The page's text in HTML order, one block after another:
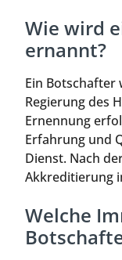
Wie wird
ernannt?
Ein Botschafter
Regierung des
Ernennung
Erfahrung und
Dienst. Nach
Akkreditierung
Welche